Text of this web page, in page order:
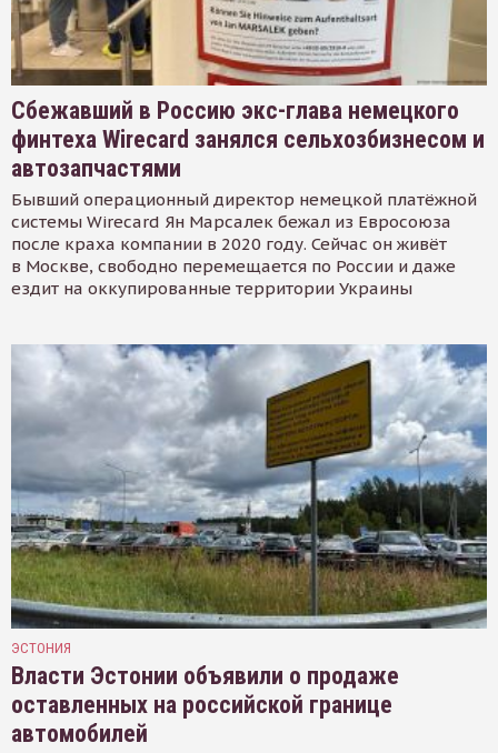
Сбежавший в Россию экс-глава немецкого
финтеха Wirecard занялся сельхозбизнесом и
автозапчастями
Бывший операционный директор немецкой платёжной
системы Wirecard Ян Марсалек бежал из Евросоюза
после краха компании в 2020 году. Сейчас он живёт
в Москве, свободно перемещается по России и даже
ездит на оккупированные территории Украины
ЭСТОНИЯ
Власти Эстонии объявили о продаже
оставленных на российской границе
автомобилей